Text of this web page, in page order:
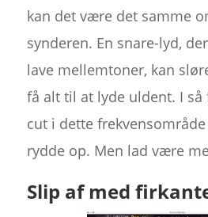
kan det være det samme
synderen. En snare-lyd,
lave mellemtoner, kan
få alt til at lyde uldent. I
cut i dette
rydde op. Men lad være
Slip af med